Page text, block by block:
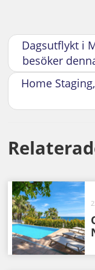
Dagsutflykt i
besöker
Home